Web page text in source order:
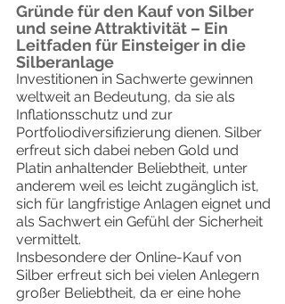
Gründe für den Kauf von Silber
und seine Attraktivität – Ein
Leitfaden für Einsteiger in die
Silberanlage
Investitionen in Sachwerte gewinnen
weltweit an Bedeutung, da sie als
Inflationsschutz und zur
Portfoliodiversifizierung dienen. Silber
erfreut sich dabei neben Gold und
Platin anhaltender Beliebtheit, unter
anderem weil es leicht zugänglich ist,
sich für langfristige Anlagen eignet und
als Sachwert ein Gefühl der Sicherheit
vermittelt.
Insbesondere der Online-Kauf von
Silber erfreut sich bei vielen Anlegern
großer Beliebtheit, da er eine hohe